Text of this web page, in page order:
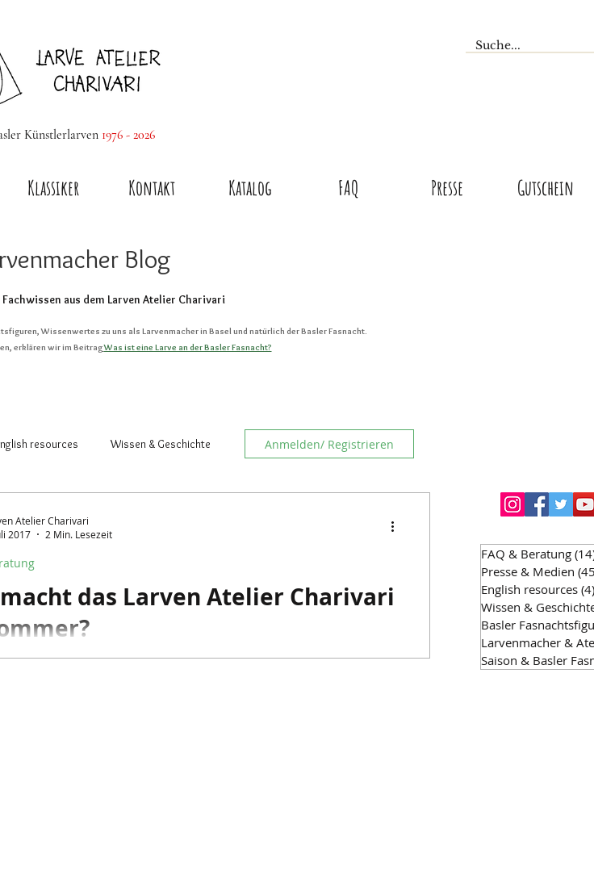
Künstlerlarven 1976 - 2026
Klassiker Kontakt Katalog FAQ Presse Gutschein
Blog
aus dem Larven Atelier Charivari
Wissenwertes zu uns als Larvenmacher in Basel und natürlich der Basler Fasnacht.
erklären wir im BeitragWas ist eine Larve an der Basler Fasnacht?
resources Wissen & Geschichte Anmelden/ Registrieren
das Larven Atelier Charivari
hören wir sehr oft. Nicht das es jemanden etwas anginge, hier
Atelier Charivari
2017
2 Min. Lesezeit
FAQ & Beratung
Presse & Medien
English resources (4)
Wissen &
Basler
Larvenmacher &
Saison & Basler